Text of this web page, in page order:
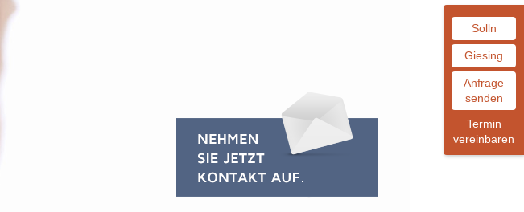
Solln
Giesing
Anfrage
senden
Termin
vereinbaren